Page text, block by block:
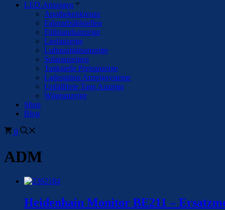
LED-Anzeigen
Apothekenkreuze
Fahrradzählstellen
Füllstandsanzeige
Liedanzeige
Luftqualitätsanzeige
Solaranzeigen
Tankstelle Preisanzeige
Ladestation Anzeigsysteme
Unfallfreie Tage Anzeige
Wägeanzeige
Shop
Blog
0
ADM
Heidenhain Monitor BE211 –